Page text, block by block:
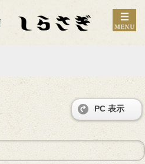
PC 表示